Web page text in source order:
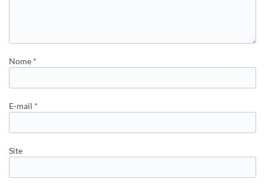
Nome *
E-mail *
Site